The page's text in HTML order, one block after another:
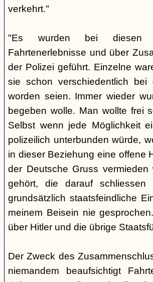
verkehrt."
"Es wurden bei diesen
Fahrtenerlebnisse und über
der Polizei geführt. Einzelne
sie schon verschiedentlich bei
worden seien. Immer wieder
begeben wolle. Man wollte frei
Selbst wenn jede Möglichkeit
polizeilich unterbunden würde,
in dieser Beziehung eine offene
der Deutsche Gruss
gehört, die darauf
grundsätzlich staatsfeindliche
meinem Beisein nie
über Hitler und die übrige
Der Zweck des
niemandem beaufsichtigt